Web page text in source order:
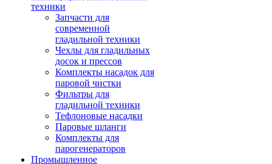
техники
Запчасти для
современной
гладильной техники
Чехлы для гладильных
досок и прессов
Комплекты насадок для
паровой чистки
Фильтры для
гладильной техники
Тефлоновые насадки
Паровые шланги
Комплекты для
парогенераторов
Промышленное